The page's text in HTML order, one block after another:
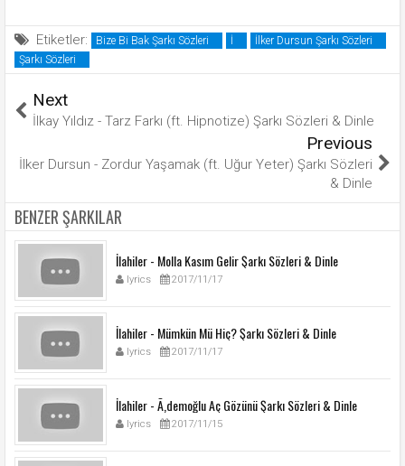
Etiketler: Bize Bi Bak Şarkı Sözleri İ
İlker Dursun Şarkı Sözleri
Şarkı Sözleri
Next
İlkay Yıldız - Tarz Farkı (ft. Hipnotize) Şarkı Sözleri & Dinle
Previous
İlker Dursun - Zordur Yaşamak (ft. Uğur Yeter) Şarkı Sözleri
& Dinle
BENZER ŞARKILAR
İlahiler - Molla Kasım Gelir Şarkı Sözleri & Dinle
lyrics 2017/11/17
İlahiler - Mümkün Mü Hiç? Şarkı Sözleri & Dinle
lyrics 2017/11/17
İlahiler - Ã‚demoğlu Aç Gözünü Şarkı Sözleri & Dinle
lyrics 2017/11/15